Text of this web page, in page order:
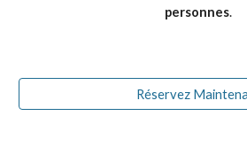
personnes.
Réservez